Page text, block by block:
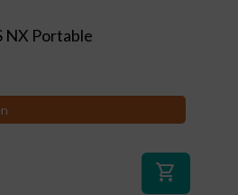
NX Portable
shopping_cart